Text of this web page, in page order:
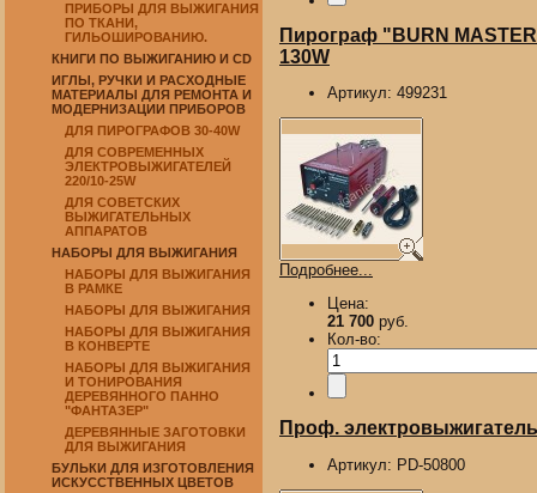
ПРИБОРЫ ДЛЯ ВЫЖИГАНИЯ
ПО ТКАНИ,
ГИЛЬОШИРОВАНИЮ.
КНИГИ ПО ВЫЖИГАНИЮ И CD
ИГЛЫ, РУЧКИ И РАСХОДНЫЕ
МАТЕРИАЛЫ ДЛЯ РЕМОНТА И
МОДЕРНИЗАЦИИ ПРИБОРОВ
ДЛЯ ПИРОГРАФОВ 30-40W
ДЛЯ СОВРЕМЕННЫХ
ЭЛЕКТРОВЫЖИГАТЕЛЕЙ
220/10-25W
ДЛЯ СОВЕТСКИХ
ВЫЖИГАТЕЛЬНЫХ
АППАРАТОВ
НАБОРЫ ДЛЯ ВЫЖИГАНИЯ
НАБОРЫ ДЛЯ ВЫЖИГАНИЯ
В РАМКЕ
НАБОРЫ ДЛЯ ВЫЖИГАНИЯ
НАБОРЫ ДЛЯ ВЫЖИГАНИЯ
В КОНВЕРТЕ
НАБОРЫ ДЛЯ ВЫЖИГАНИЯ
И ТОНИРОВАНИЯ
ДЕРЕВЯННОГО ПАННО
"ФАНТАЗЕР"
ДЕРЕВЯННЫЕ ЗАГОТОВКИ
ДЛЯ ВЫЖИГАНИЯ
БУЛЬКИ ДЛЯ ИЗГОТОВЛЕНИЯ
ИСКУССТВЕННЫХ ЦВЕТОВ
Пирограф "BURN
130W
Артикул: 499231
Подробнее...
Цена:
21 700 руб.
Кол-во:
Проф.
Артикул: PD-50800